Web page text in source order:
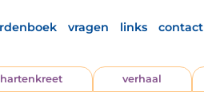
vragen links contact
hartenkreet verhaal